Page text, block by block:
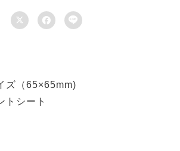
  
ズ（65×65mm)
トシート